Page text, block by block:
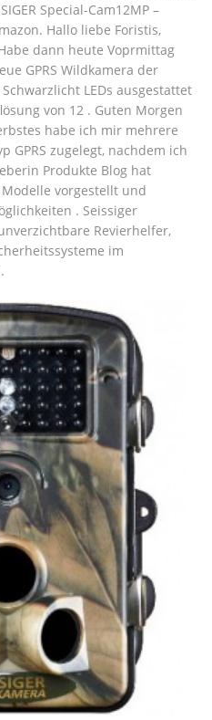
Special-Cam12MP –
Hallo liebe Foristis,
dann heute Voprmittag
GPRS Wildkamera der
LEDs ausgestattet
von 12 . Guten Morgen
habe ich mir mehrere
GPRS zugelegt, nachdem ich
Produkte Blog hat
vorgestellt und
. Seissiger
Revierhelfer,
im